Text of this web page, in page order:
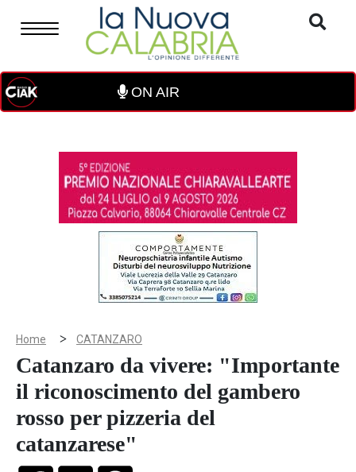
ON AIR
Home > CATANZARO
Catanzaro da vivere: "Importante
il riconoscimento del gambero
rosso per pizzeria del
catanzarese"